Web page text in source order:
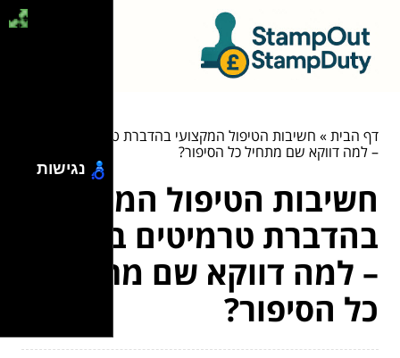
דף הבית» חשיבות הטיפול המקצועי בהדברת טרמיטים בקרקע
– למה דווקא שם מתחיל כל הסיפור?
חשיבות הטיפול המקצועי
בהדברת טרמיטים בקרקע
– למה דווקא שם מתחיל
כל הסיפור?
נגישות